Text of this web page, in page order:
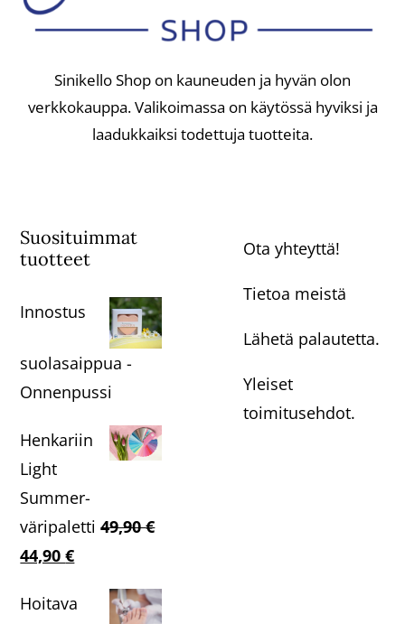
Sinikello Shop on kauneuden ja hyvän olon
verkkokauppa. Valikoimassa on käytössä hyviksi ja
laadukkaiksi todettuja tuotteita.
Suosituimmat
tuotteet
Innostus
suolasaippua -
Onnenpussi
Henkariin
Light
Summer-
väripaletti 49,90€
Alkuperäinen
oli:
44,90€Nykyinen
hinta
on:
Hoitava
Ota yhteyttä!
Tietoa meistä
Lähetä palautetta.
Yleiset
toimitusehdot.